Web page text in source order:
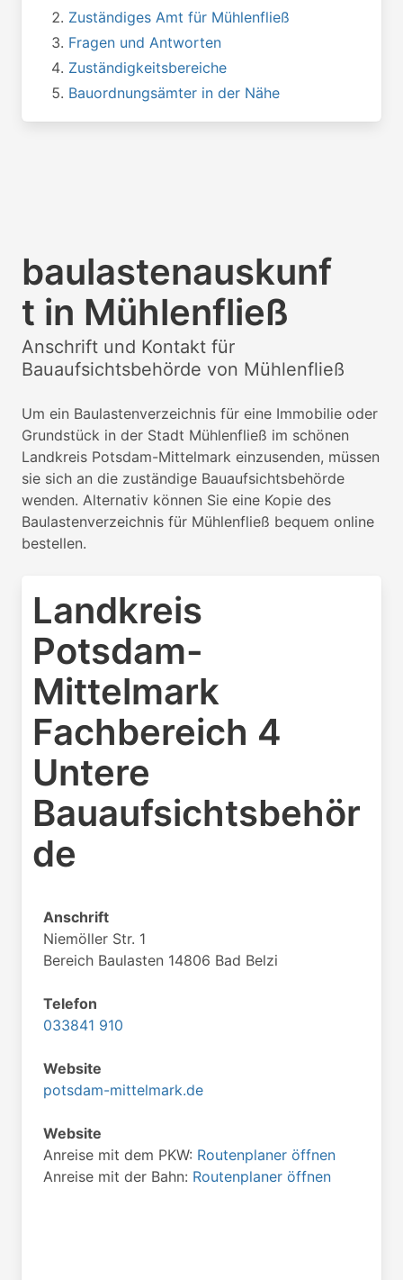
Zuständiges Amt für Mühlenfließ
Fragen und Antworten
Zuständigkeitsbereiche
Bauordnungsämter in der Nähe
baulastenauskunf
t in Mühlenfließ
Anschrift und Kontakt für
Bauaufsichtsbehörde von Mühlenfließ
Um ein Baulastenverzeichnis für eine Immobilie oder
Grundstück in der Stadt Mühlenfließ im schönen
Landkreis Potsdam-Mittelmark einzusenden, müssen
sie sich an die zuständige Bauaufsichtsbehörde
wenden. Alternativ können Sie eine Kopie des
Baulastenverzeichnis für Mühlenfließ bequem online
bestellen.
Landkreis
Potsdam-
Mittelmark
Fachbereich 4
Untere
Bauaufsichtsbehör
de
Anschrift
Niemöller Str. 1
Bereich Baulasten 14806 Bad Belzi
Telefon
033841 910
Website
potsdam-mittelmark.de
Website
Anreise mit dem PKW: Routenplaner öffnen
Anreise mit der Bahn: Routenplaner öffnen